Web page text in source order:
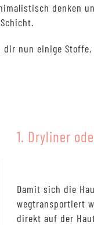
denken
nun einige
1. Dryliner
Damit sich die
wegtransportiert
direkt auf der